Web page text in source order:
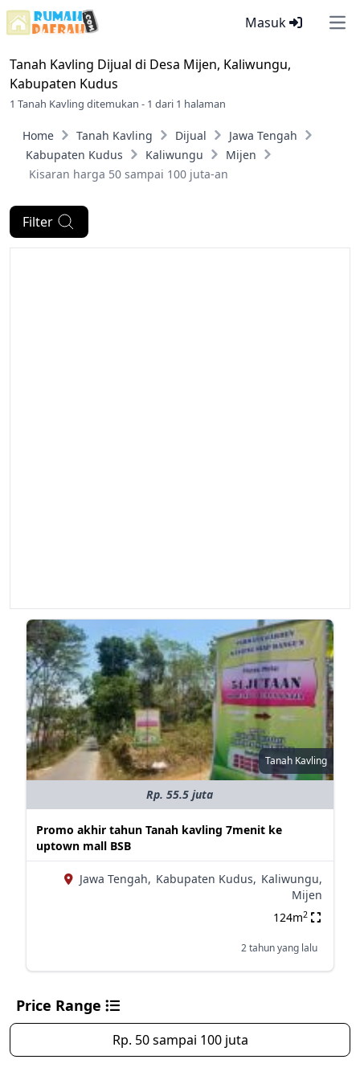
Masuk
Tanah Kavling Dijual di Desa Mijen, Kaliwungu,
Kabupaten Kudus
1 Tanah Kavling ditemukan - 1 dari 1 halaman
Home Tanah Kavling Dijual
Jawa Tengah
Kabupaten Kudus
Kaliwungu
Mijen
Kisaran harga 50 sampai 100 juta-an
Filter
Tanah Kavling
Rp. 55.5 juta
Promo akhir tahun Tanah kavling 7menit ke
uptown mall BSB
Jawa Tengah, Kabupaten Kudus, Kaliwungu,
Mijen
124m2
2 tahun yang lalu
Price Range
Rp. 50 sampai 100 juta